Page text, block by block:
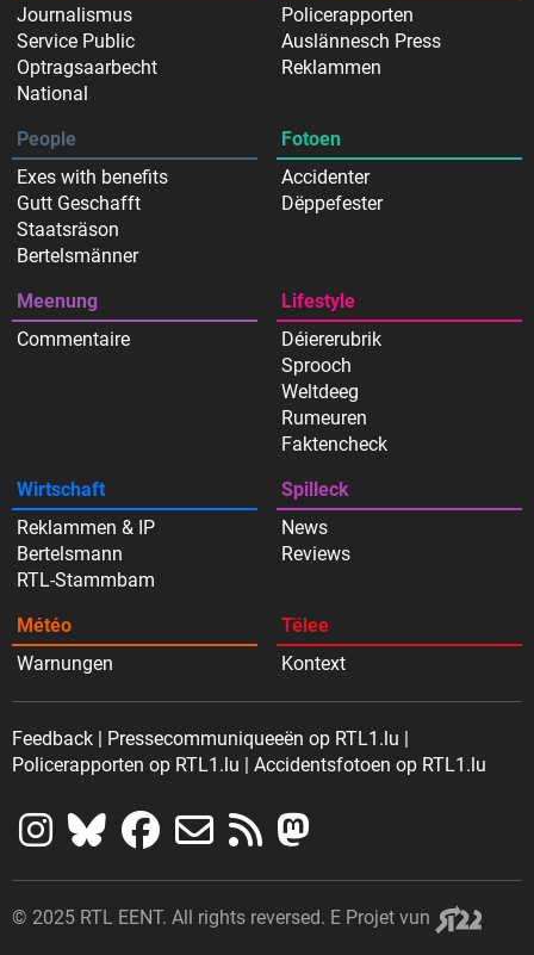
Journalismus
Service Public
Optragsaarbecht
National
Policerapporten
Auslännesch Press
Reklammen
People
Exes with benefits
Gutt Geschafft
Staatsräson
Bertelsmänner
Fotoen
Accidenter
Dëppefester
Meenung
Commentaire
Lifestyle
Déiererubrik
Sprooch
Weltdeeg
Rumeuren
Faktencheck
Wirtschaft
Reklammen & IP
Bertelsmann
RTL-Stammbam
Spilleck
News
Reviews
Météo
Warnungen
Tëlee
Kontext
Feedback
Pressecommuniqueeën op RTL1.lu
Policerapporten op RTL1.lu
Accidentsfotoen op RTL1.lu
© 2025 RTL EENT. All rights reversed. E Projet vun